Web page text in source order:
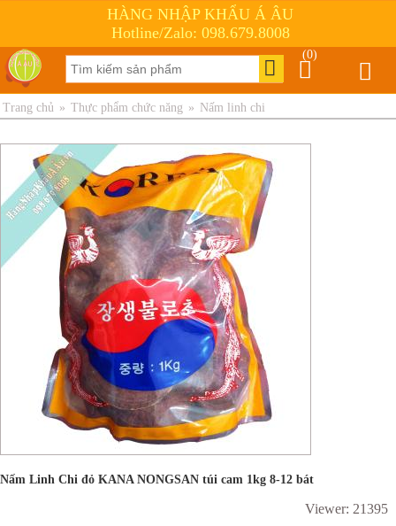
HÀNG NHẬP KHẨU Á ÂU
Hotline/Zalo: 098.679.8008
(0)
Trang chủ » Thực phẩm chức năng » Nấm linh chi
Nấm Linh Chi đỏ KANA NONGSAN túi cam 1kg 8-12 bát
Viewer: 21395